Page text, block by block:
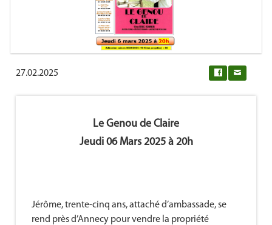
27.02.2025
Le Genou de Claire
Jeudi 06 Mars 2025 à 20h
Jérôme, trente-cinq ans, attaché d’ambassade, se
rend près d’Annecy pour vendre la propriété